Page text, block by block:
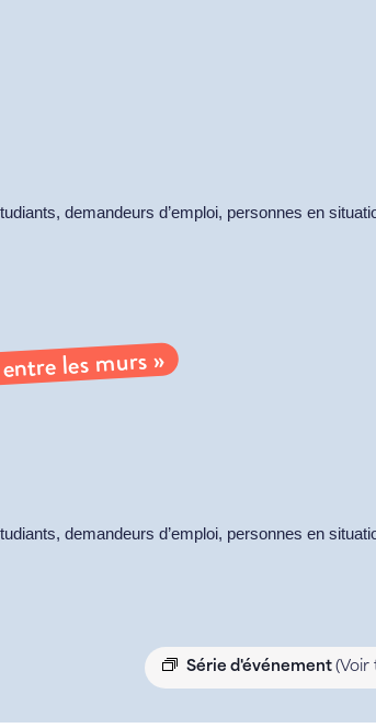
demandeurs d’emploi, personnes en
les murs »
demandeurs d’emploi, personnes en
Série d'événement (Voir